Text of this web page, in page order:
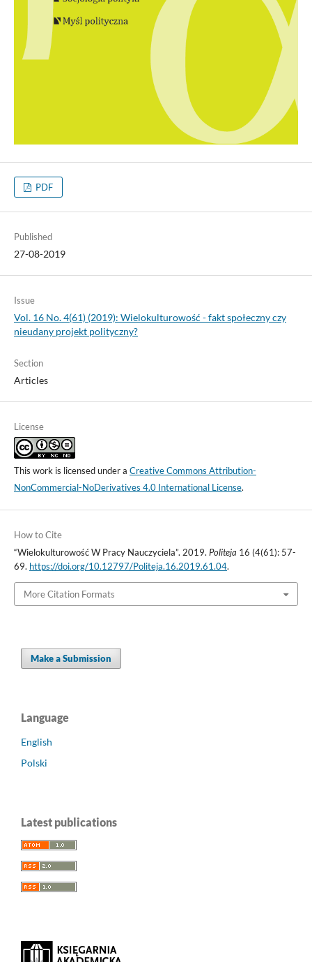
PDF
Published
27-08-2019
Issue
Vol. 16 No. 4(61) (2019): Wielokulturowość - fakt społeczny czy
nieudany projekt polityczny?
Section
Articles
License
This work is licensed under a Creative Commons Attribution-
NonCommercial-NoDerivatives 4.0 International License.
How to Cite
“Wielokulturowość W Pracy Nauczyciela”. 2019. Politeja 16 (4(61): 57-
69. https://doi.org/10.12797/Politeja.16.2019.61.04.
More Citation Formats
Make a Submission
Language
English
Polski
Latest publications